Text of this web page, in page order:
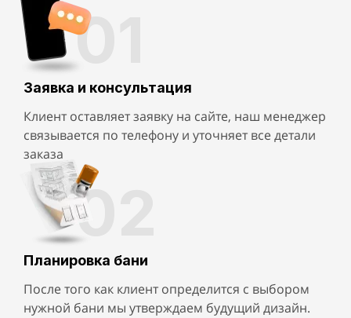
01
Заявка и консультация
Клиент оставляет заявку на сайте, наш менеджер
связывается по телефону и уточняет все детали
заказа
02
Планировка бани
После того как клиент определится с выбором
нужной бани мы утверждаем будущий дизайн.